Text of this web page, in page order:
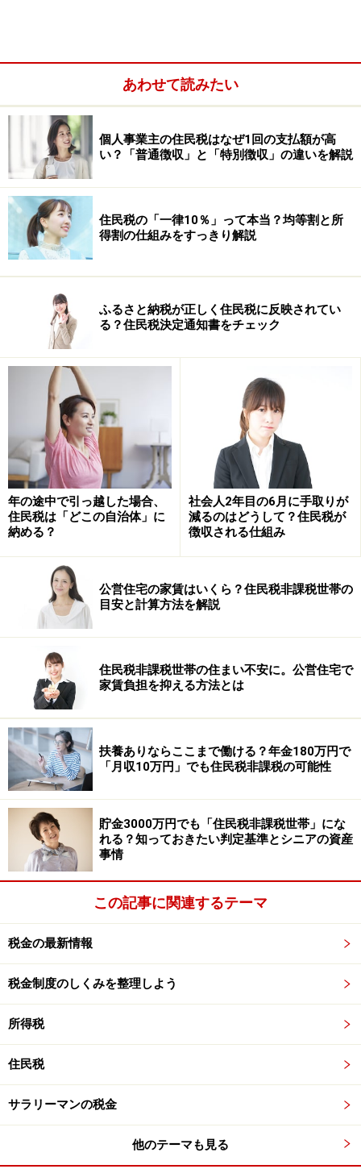
70万円÷200円＝3500個
の商品を売る必要があります。1個あたりの売価が1000
円ですから
3500個×1000円＝350万円
が月平均の目標とすべき売上となるのです。
固定費から必要売上額がハジキだせる？？
この例題では
利益率はいくらか
原価率はいくらか
という数値もすでに与えられています。「800円のもの
を仕入れてきて1000円で売っている商売」というような
場合、売価を100％として、そこに占める売上原価の割
合を原価率、売価の割合から売上原価の割合を差し引い
たものを利益率といいます。したがって、この例題の場
合の原価率は80％、利益率は20％となります。では、先
ほどもとめた350万円という月平均の目標とすべき売上
固定費と利益率・損益分岐点売上のイメージ図
それは、固定費（この場合は70万円）を利益率（この場
合は20％）で割り返すのです。この例題でいえば算式は
以下のとおりとなります。
70万円÷20％＝350万円
この段階で損益計算書を書いて検算してみましょう（右
上参照）。最終的にこの例題のように利益も損失もでな
い売上のことを損益分岐点売上と言います
が、損益分岐
点売上（この場合は350万円）は固定を利益率で割り返
すことによってもとめることができます。
損益計算書は与えられるものではなく作り
「売上？？そんなものやってみないとわからないよ」こ
しかし、売上の見通しが起たなくても、月の最低の
あわせて読みたい
個人事業主の住民税はなぜ1回の支払額が高
い？「普通徴収」と「特別徴収」の違いを解説
住民税の「一律10％」って本当？均等割と所
得割の仕組みをすっきり解説
ふるさと納税が正しく住民税に反映されてい
る？住民税決定通知書をチェック
年の途中で引っ越した場合、
住民税は「どこの自治体」に
納める？
社会人2年目の6月に手取りが
減るのはどうして？住民税が
徴収される仕組み
公営住宅の家賃はいくら？住民税非課税世帯の
目安と計算方法を解説
住民税非課税世帯の住まい不安に。公営住宅で
家賃負担を抑える方法とは
扶養ありならここまで働ける？年金180万円で
「月収10万円」でも住民税非課税の可能性
貯金3000万円でも「住民税非課税世帯」にな
れる？知っておきたい判定基準とシニアの資産
事情
この記事に関連するテーマ
税金の最新情報
税金制度のしくみを整理しよう
所得税
住民税
サラリーマンの税金
他のテーマも見る